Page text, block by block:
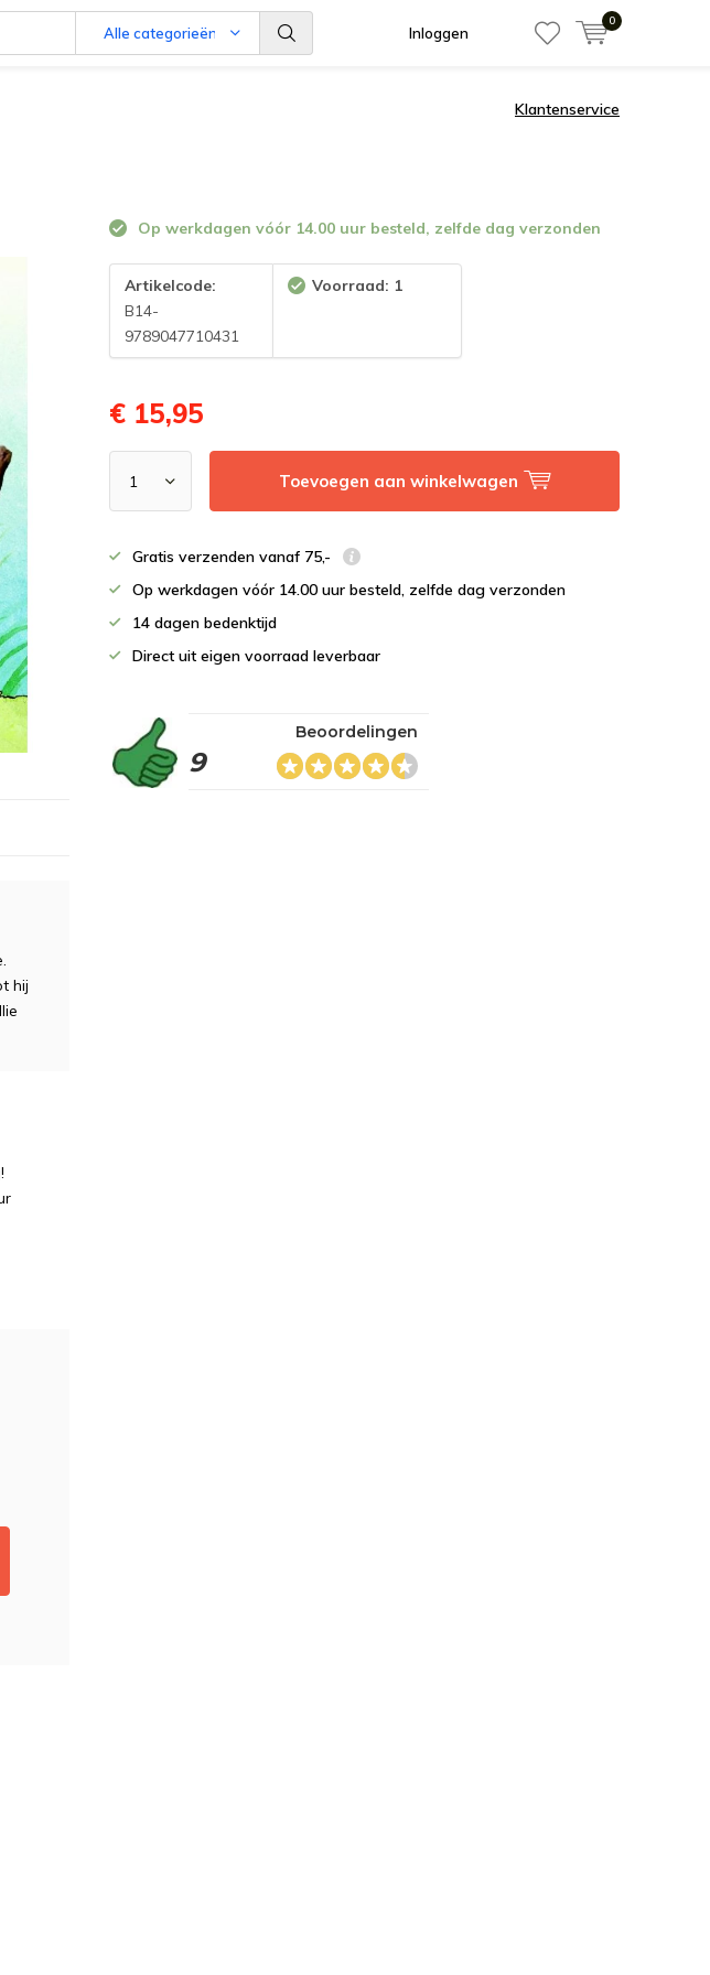
Alle categorieën Inloggen
0
Klantenservice
Op werkdagen vóór 14.00 uur besteld, zelfde dag verzonden
Artikelcode:
B14-
9789047710431
Voorraad: 1
€ 15,95
Toevoegen aan winkelwagen
Gratis verzenden vanaf 75,-
Op werkdagen vóór 14.00 uur besteld, zelfde dag verzonden
14 dagen bedenktijd
Direct uit eigen voorraad leverbaar
9
Beoordelingen
hij